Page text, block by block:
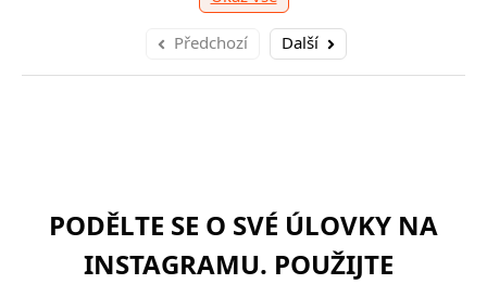
Předchozí Další
PODĚLTE SE O SVÉ ÚLOVKY NA
INSTAGRAMU. POUŽIJTE